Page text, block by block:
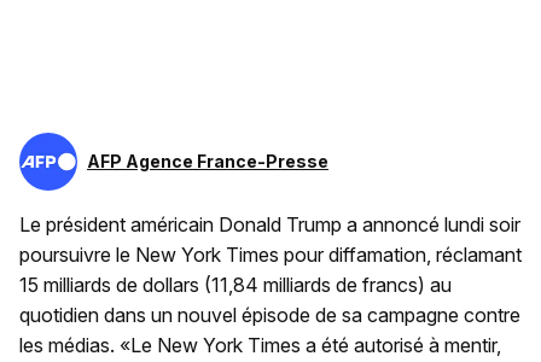
AFP Agence France-Presse
Le président américain Donald Trump a annoncé lundi soir
poursuivre le New York Times pour diffamation, réclamant
15 milliards de dollars (11,84 milliards de francs) au
quotidien dans un nouvel épisode de sa campagne contre
les médias. «Le New York Times a été autorisé à mentir,